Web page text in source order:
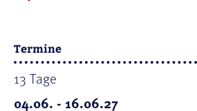
Termine
13 Tage
04.06. - 16.06.27